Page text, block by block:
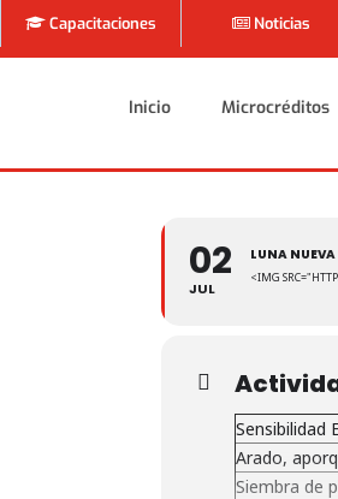
Capacitaciones Noticias
Inicio Microcréditos
Inicio Microcréditos
02
JUL
LUNA NUEVA
<IMG
Sensibilidad
Arado,
Siembra de